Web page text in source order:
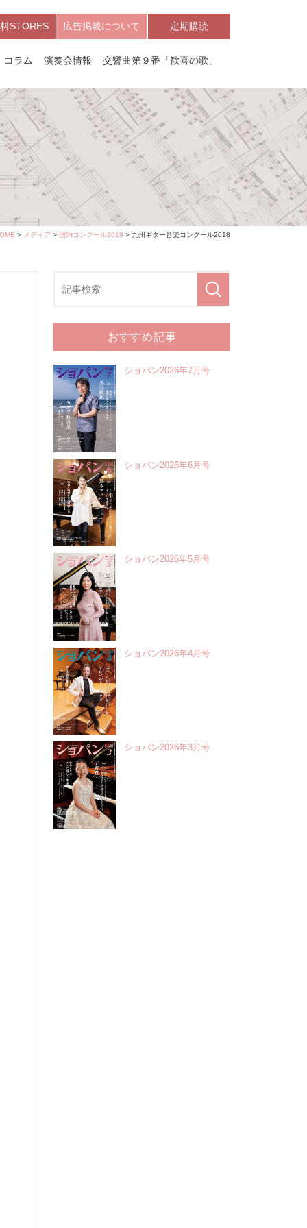
STORES 広告掲載について 定期購読
コラム 演奏会情報 交響曲第９番「歓喜の歌」
> メディア > 国内コンクール2019 > 九州ギター音楽コンクール2018
おすすめ記事
ショパン2026年7月号
ショパン2026年6月号
ショパン2026年5月号
ショパン2026年4月号
ショパン2026年3月号